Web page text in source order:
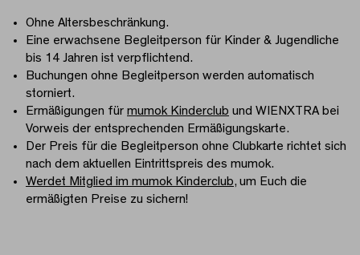
Ohne Altersbeschränkung.
Eine erwachsene Begleitperson für Kinder & Jugendliche
bis 14 Jahren ist verpflichtend.
Buchungen ohne Begleitperson werden automatisch
storniert.
Ermäßigungen für mumok Kinderclub und WIENXTRA bei
Vorweis der entsprechenden Ermäßigungskarte.
Der Preis für die Begleitperson ohne Clubkarte richtet sich
nach dem aktuellen Eintrittspreis des mumok.
Werdet Mitglied im mumok Kinderclub, um Euch die
ermäßigten Preise zu sichern!